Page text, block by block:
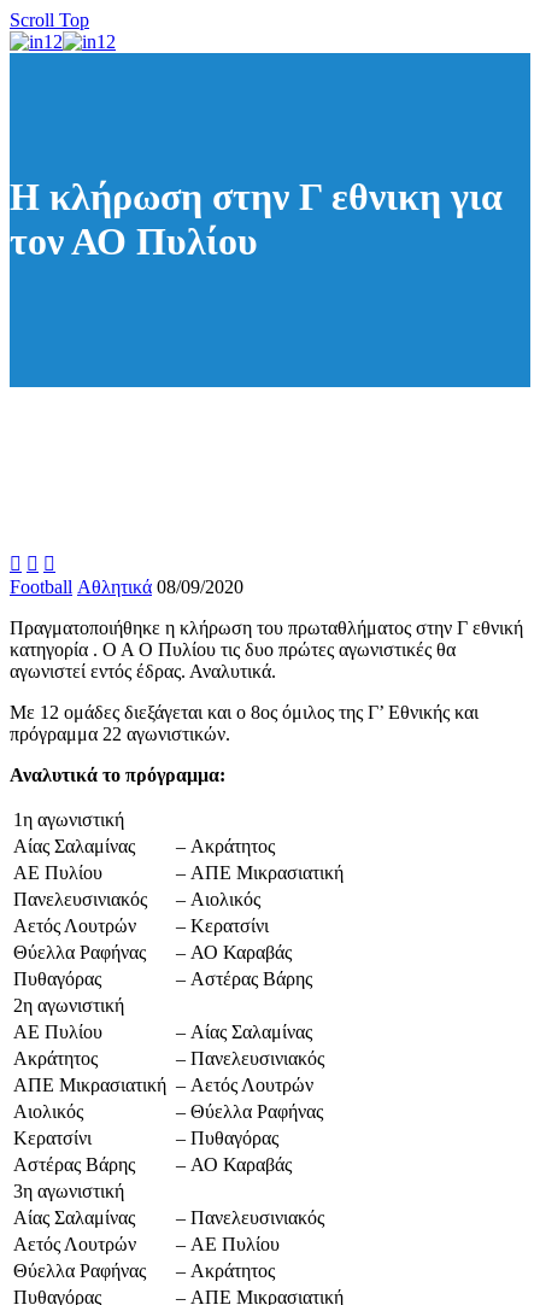
Scroll Top
Η κλήρωση στην Γ εθνικη για
τον ΑΟ Πυλίου
  
Football Αθλητικά 08/09/2020
Πραγματοποιήθηκε η κλήρωση του πρωταθλήματος στην Γ εθνική
κατηγορία . Ο Α Ο Πυλίου τις δυο πρώτες αγωνιστικές θα
αγωνιστεί εντός έδρας. Αναλυτικά.
Με 12 ομάδες διεξάγεται και ο 8ος όμιλος της Γ’ Εθνικής και
πρόγραμμα 22 αγωνιστικών.
Αναλυτικά το πρόγραμμα:
1η αγωνιστική
Αίας Σαλαμίνας
– Ακράτητος
ΑΕ Πυλίου
– ΑΠΕ Μικρασιατική
Πανελευσινιακός
– Αιολικός
Αετός Λουτρών
– Κερατσίνι
Θύελλα Ραφήνας
– ΑΟ Καραβάς
Πυθαγόρας
– Αστέρας Βάρης
2η αγωνιστική
ΑΕ Πυλίου
– Αίας Σαλαμίνας
Ακράτητος
– Πανελευσινιακός
ΑΠΕ Μικρασιατική – Αετός Λουτρών
Αιολικός
– Θύελλα Ραφήνας
Κερατσίνι
– Πυθαγόρας
Αστέρας Βάρης
– ΑΟ Καραβάς
3η αγωνιστική
Αίας Σαλαμίνας
– Πανελευσινιακός
Αετός Λουτρών
– ΑΕ Πυλίου
Θύελλα Ραφήνας
– Ακράτητος
Πυθαγόρας
– ΑΠΕ Μικρασιατική